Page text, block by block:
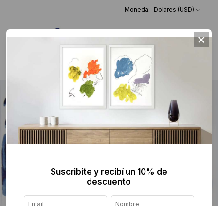
Moneda: Dolares (USD)
0
Figurativa >
×
Suscribite y recibí un 10% de
descuento